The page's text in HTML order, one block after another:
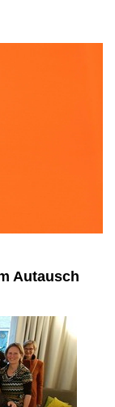
Autausch